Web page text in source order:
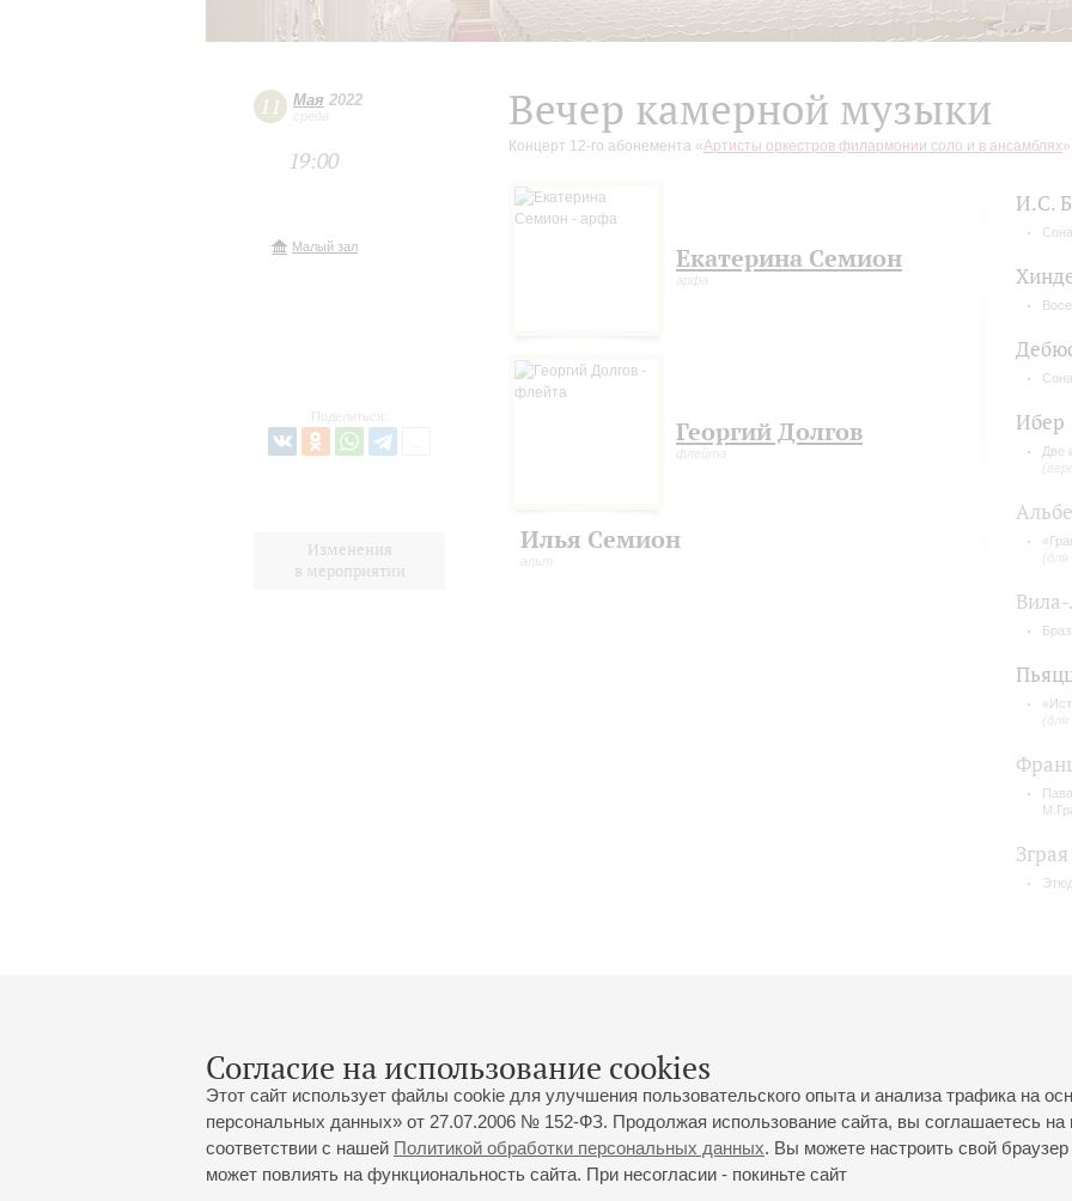
Согласие на использование cookies
Этот сайт использует файлы cookie для улучшения пользовательского опыта и анализа трафика на
персональных данных» от 27.07.2006 № 152-ФЗ. Продолжая использование сайта, вы соглашаетесь
соответствии с нашей Политикой обработки персональных данных. Вы можете настроить свой
может повлиять на функциональность сайта. При несогласии - покиньте сайт
11 Мая 2022
среда
19:00
Малый зал
Поделиться:
Изменения
в мероприятии
Вечер камерной музыки
Концерт 12-го абонемента «Артисты оркестров филармонии соло и в ансамблях»
Екатерина Семион
арфа
Георгий Долгов
флейта
Илья Семион
альт
И.С.
Ибер
Две
Зграя